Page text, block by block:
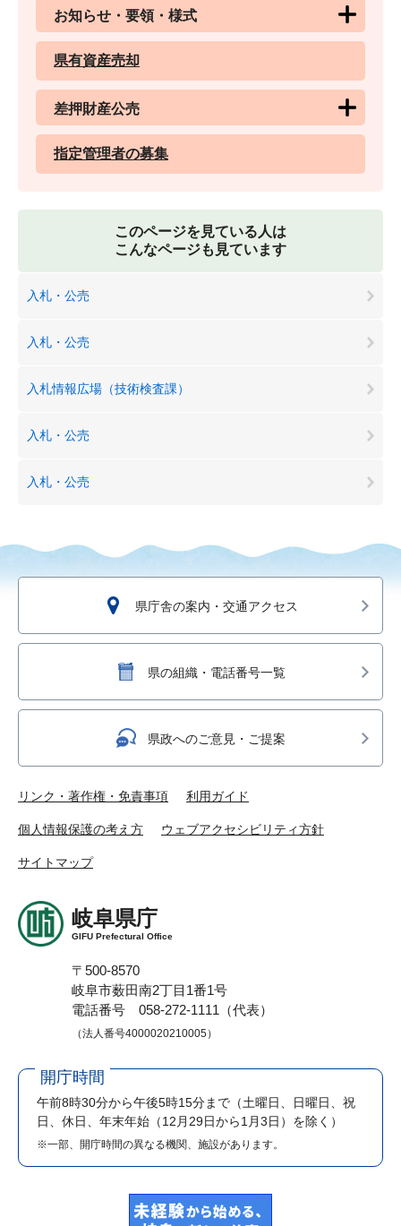
お知らせ・要領・様式
県有資産売却
差押財産公売
指定管理者の募集
このページを見ている人は
こんなページも見ています
入札・公売
入札・公売
入札情報広場（技術検査課）
入札・公売
入札・公売
県庁舎の案内・交通アクセス
県の組織・電話番号一覧
県政へのご意見・ご提案
リンク・著作権・免責事項 利用ガイド
個人情報保護の考え方 ウェブアクセシビリティ方針
サイトマップ
岐阜県庁
GIFU Prefectural Office
〒500-8570
岐阜市薮田南2丁目1番1号
電話番号 058-272-1111（代表）
（法人番号4000020210005）
開庁時間
午前8時30分から午後5時15分まで （土曜日、日曜日、祝
日、休日、年末年始（12月29日から1月3日）を除く）
※一部、開庁時間の異なる機関、施設があります。